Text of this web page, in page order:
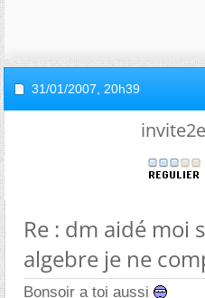
31/01/2007, 20h39
Re : dm aidé moi
algebre je ne
Bonsoir a toi aussi